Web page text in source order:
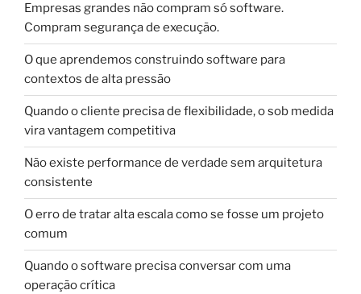
Empresas grandes não compram só software.
Compram segurança de execução.
O que aprendemos construindo software para
contextos de alta pressão
Quando o cliente precisa de flexibilidade, o sob medida
vira vantagem competitiva
Não existe performance de verdade sem arquitetura
consistente
O erro de tratar alta escala como se fosse um projeto
comum
Quando o software precisa conversar com uma
operação crítica